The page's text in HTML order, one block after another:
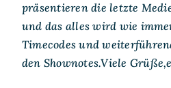
präsentieren die letzte
und das alles wird wie
Timecodes und
den Shownotes.Viele